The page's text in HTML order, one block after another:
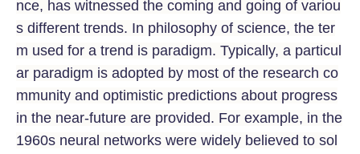
nce, has witnessed the coming and going of variou
s different trends. In philosophy of science, the ter
m used for a trend is paradigm. Typically, a particul
ar paradigm is adopted by most of the research co
mmunity and optimistic predictions about progress
in the near-future are provided. For example, in the
1960s neural networks were widely believed to sol